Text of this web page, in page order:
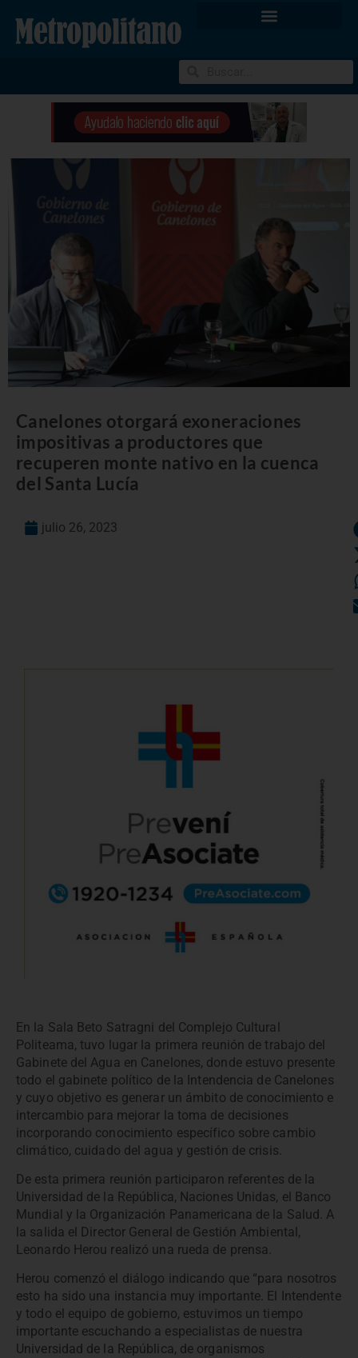
Canelones otorgará exoneraciones
impositivas a productores que
recuperen monte nativo en la cuenca
del Santa Lucía
julio 26, 2023
En la Sala Beto Satragni del Complejo Cultural
Politeama, tuvo lugar la primera reunión de trabajo del
Gabinete del Agua en Canelones, donde estuvo presente
todo el gabinete político de la Intendencia de Canelones
y cuyo objetivo es generar un ámbito de conocimiento e
intercambio para mejorar la toma de decisiones
incorporando conocimiento específico sobre cambio
climático, cuidado del agua y gestión de crisis.
De esta primera reunión participaron referentes de la
Universidad de la República, Naciones Unidas, el Banco
Mundial y la Organización Panamericana de la Salud. A
la salida el Director General de Gestión Ambiental,
Leonardo Herou realizó una rueda de prensa.
Herou comenzó el diálogo indicando que “para nosotros
esto ha sido una instancia muy importante. El Intendente
y todo el equipo de gobierno, estuvimos un tiempo
importante escuchando a especialistas de nuestra
Universidad de la República, de organismos